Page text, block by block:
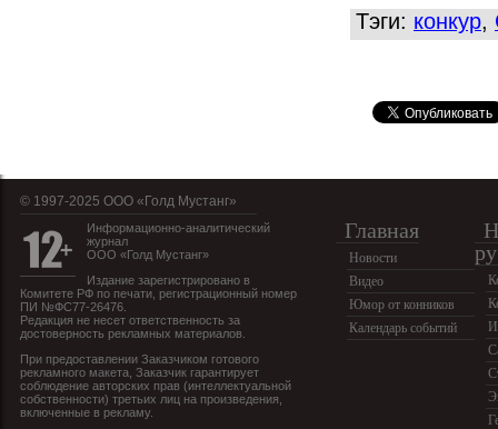
Тэги: конкур,
© 1997-2025 OOO «Голд Мустанг»
Информационно-аналитический
журнал
ООО «Голд Мустанг»
Издание зарегистрировано в
Комитете РФ по печати, регистрационный номер
ПИ №ФС77-26476.
Редакция не несет ответственность за
достоверность рекламных материалов.
При предоставлении Заказчиком готового
рекламного макета, Заказчик гарантирует
соблюдение авторских прав (интеллектуальной
собственности) третьих лиц на произведения,
включенные в рекламу.
Главная
Новости
Видео
Юмор от конников
Календарь событий